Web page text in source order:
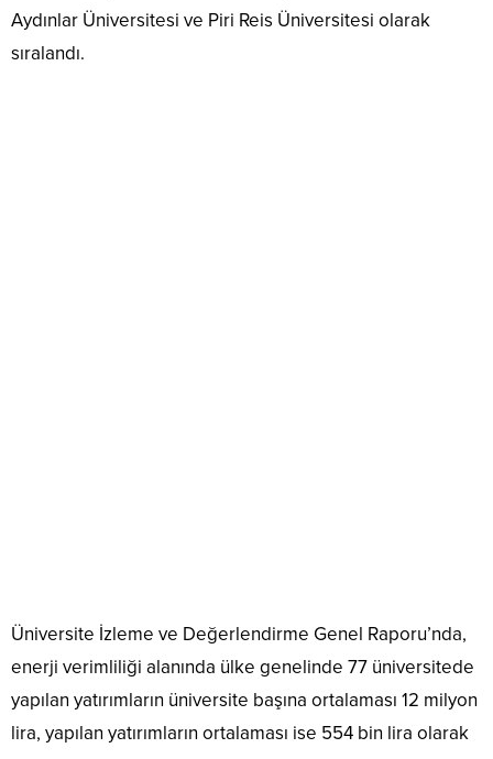
Aydınlar Üniversitesi ve Piri Reis Üniversitesi olarak
sıralandı.
Üniversite İzleme ve Değerlendirme Genel Raporu’nda,
enerji verimliliği alanında ülke genelinde 77 üniversitede
yapılan yatırımların üniversite başına ortalaması 12 milyon
lira, yapılan yatırımların ortalaması ise 554 bin lira olarak